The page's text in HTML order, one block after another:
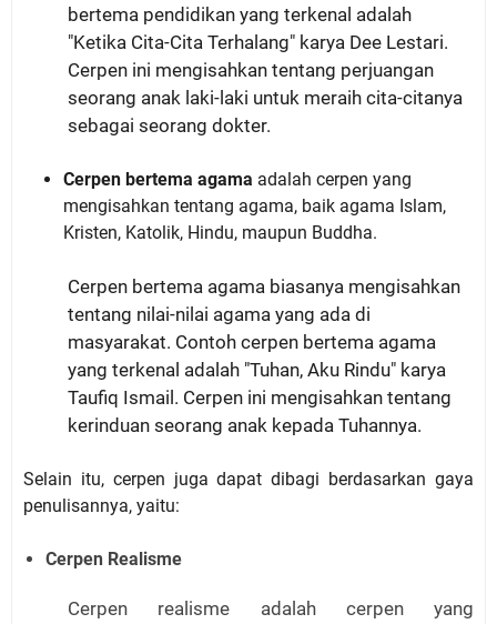
bertema pendidikan yang terkenal adalah
"Ketika Cita-Cita Terhalang" karya Dee Lestari.
Cerpen ini mengisahkan tentang perjuangan
seorang anak laki-laki untuk meraih cita-citanya
sebagai seorang dokter.
Cerpen bertema agama adalah cerpen yang
mengisahkan tentang agama, baik agama Islam,
Kristen, Katolik, Hindu, maupun Buddha.
Cerpen bertema agama biasanya mengisahkan
tentang nilai-nilai agama yang ada di
masyarakat. Contoh cerpen bertema agama
yang terkenal adalah "Tuhan, Aku Rindu" karya
Taufiq Ismail. Cerpen ini mengisahkan tentang
kerinduan seorang anak kepada Tuhannya.
Selain itu, cerpen juga dapat dibagi berdasarkan gaya
penulisannya, yaitu:
Cerpen Realisme
Cerpen realisme adalah cerpen yang